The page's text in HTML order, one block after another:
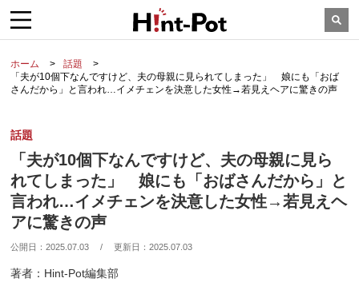
ホーム
話題
「夫が10個下なんですけど、夫の母親に見られてしまった」 娘にも「おば
さんだから」と言われ…イメチェンを決意した女性→若見えヘアに驚きの声
話題
「夫が10個下なんですけど、夫の母親に見ら
れてしまった」 娘にも「おばさんだから」と
言われ…イメチェンを決意した女性→若見えヘ
アに驚きの声
公開日：2025.07.03 / 更新日：2025.07.03
著者：Hint-Pot編集部